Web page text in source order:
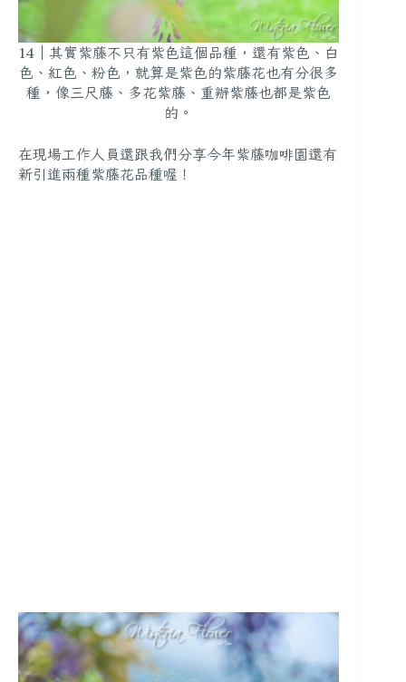
14｜其實紫藤不只有紫色這個品種，還有紫色、白
色、紅色、粉色，就算是紫色的紫藤花也有分很多
種，像三尺藤、多花紫藤、重辦紫藤也都是紫色
的。
在現場工作人員還跟我們分享今年紫藤咖啡園還有
新引進兩種紫藤花品種喔！